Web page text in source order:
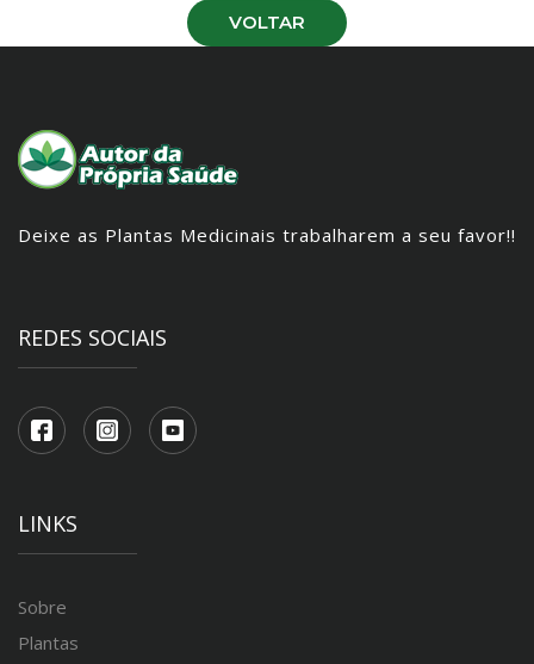
VOLTAR
Deixe as Plantas Medicinais trabalharem a seu favor!!
REDES SOCIAIS
LINKS
Sobre
Plantas